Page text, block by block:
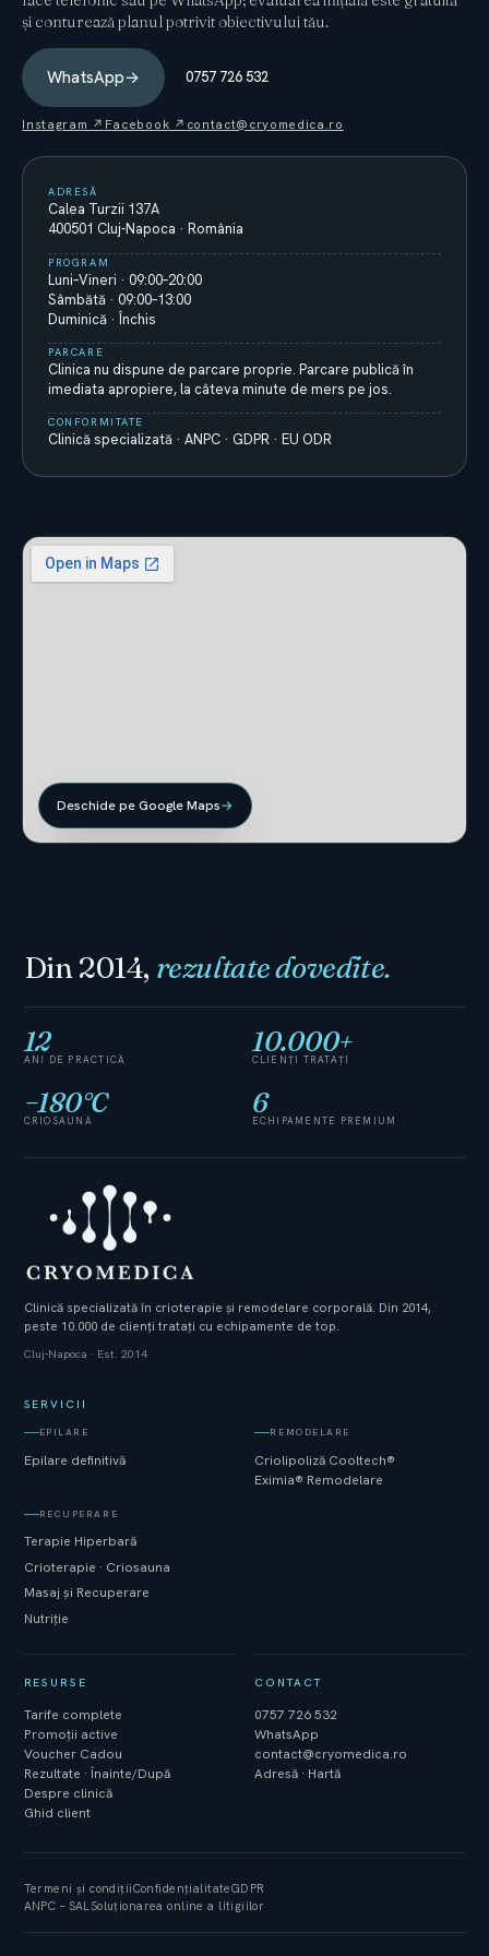
și conturează planul potrivit obiectivului tău.
WhatsApp→ 0757 726 532
Instagram ↗ Facebook ↗ contact@cryomedica.ro
ADRESĂ
Calea Turzii 137A
400501 Cluj-Napoca · România
PROGRAM
Luni–Vineri · 09:00–20:00
Sâmbătă · 09:00–13:00
Duminică · Închis
PARCARE
Clinica nu dispune de parcare proprie. Parcare publică în
imediata apropiere, la câteva minute de mers pe jos.
CONFORMITATE
Clinică specializată · ANPC · GDPR · EU ODR
Deschide pe Google Maps→
Din 2014, rezultate dovedite.
12
ANI DE PRACTICĂ
10.000+
CLIENȚI TRATAȚI
−180°C
CRIOSAUNĂ
6
ECHIPAMENTE PREMIUM
Clinică specializată în crioterapie și remodelare corporală. Din 2014,
peste 10.000 de clienți tratați cu echipamente de top.
Cluj-Napoca · Est. 2014
SERVICII
EPILARE
Epilare definitivă
REMODELARE
Criolipoliză Cooltech®
Eximia® Remodelare
RECUPERARE
Terapie Hiperbară
Crioterapie · Criosauna
Masaj și Recuperare
Nutriție
RESURSE
Tarife complete
Promoții active
Voucher Cadou
Rezultate · Înainte/După
Despre clinică
Ghid client
CONTACT
0757 726 532
WhatsApp
contact@cryomedica.ro
Adresă · Hartă
Termeni și condițiiConfidențialitateGDPR
ANPC – SALSoluționarea online a litigiilor